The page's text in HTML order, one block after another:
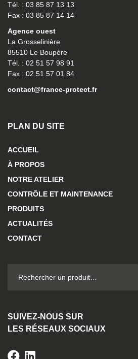
Tél. : 03 85 87 13 13
Fax : 03 85 87 14 14
Agence ouest
La Grosselinière
85510 Le Boupère
Tél. : 02 51 57 98 91
Fax : 02 51 57 01 84
contact@france-protect.fr
PLAN DU SITE
ACCUEIL
À PROPOS
NOTRE ATELIER
CONTRÔLE ET MAINTENANCE
PRODUITS
ACTUALITÉS
CONTACT
SUIVEZ-NOUS SUR
LES RÉSEAUX SOCIAUX